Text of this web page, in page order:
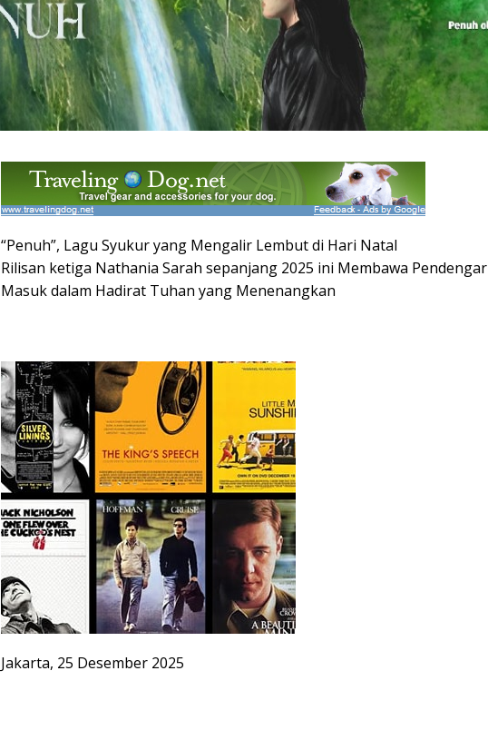
“Penuh”, Lagu Syukur yang Mengalir Lembut di Hari Natal
Rilisan ketiga Nathania Sarah sepanjang 2025 ini Membawa Pendengar
Masuk dalam Hadirat Tuhan yang Menenangkan
Jakarta, 25 Desember 2025